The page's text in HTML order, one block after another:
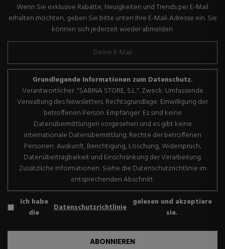
Wenn Sie exklusive Rabatte, Neuigkeiten und Trends per E-Mail
erhalten möchten, geben Sie bitte unten Ihre E-Mail-Adresse ein. Sie
können sich jederzeit wieder abmelden.
Grundlegende Informationen zum Datenschutz.
Verantwortlicher: "SABINA STORE, S.L.". Zweck: Umfassende
Verwaltung des Newsletters. Rechtsgrundlage: Einwilligung der
betroffenen Person. Empfänger: Es sind keine
Datenübermittlungen vorgesehen und es gibt keine
internationale Datenübermittlung. Rechte der betroffenen
Personen: Auskunft, Berichtigung, Löschung, Widerspruch,
Datenübertragbarkeit und Einschränkung der Verarbeitung.
Zusätzliche Informationen: Siehe die Datenschutzrichtlinie im
entsprechenden Abschnitt.
Ich habe
die
Datenschutzrichtlinie gelesen und akzeptiere
sie.
ABONNIEREN